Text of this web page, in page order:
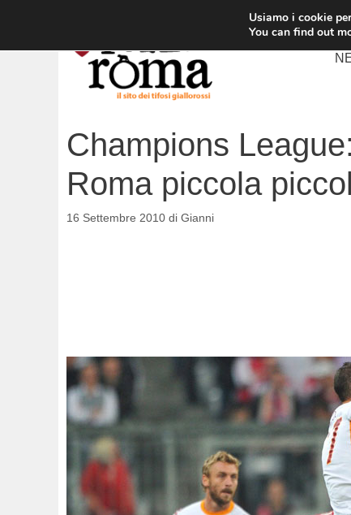
contenuto
Champions
Roma piccola
16 Settembre 2010 di Gianni
Usiamo i cookie
You can find out